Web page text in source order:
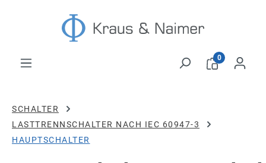
Zum Hauptinhalt springen
0
SCHALTER
LASTTRENNSCHALTER NACH IEC 60947-3
HAUPTSCHALTER